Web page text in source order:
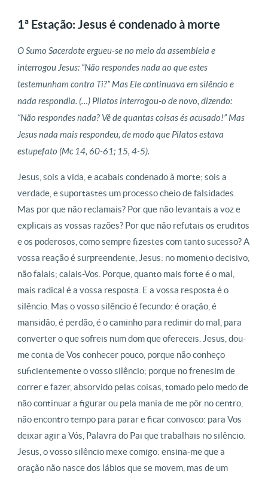
1ª Estação: Jesus é condenado à morte
O Sumo Sacerdote ergueu-se no meio da assembleia e
interrogou Jesus: “Não respondes nada ao que estes
testemunham contra Ti?” Mas Ele continuava em silêncio e
nada respondia. (…) Pilatos interrogou-o de novo, dizendo:
“Não respondes nada? Vê de quantas coisas és acusado!” Mas
Jesus nada mais respondeu, de modo que Pilatos estava
estupefato (Mc 14, 60-61; 15, 4-5).
Jesus, sois a vida, e acabais condenado à morte; sois a
verdade, e suportastes um processo cheio de falsidades.
Mas por que não reclamais? Por que não levantais a voz e
explicais as vossas razões? Por que não refutais os eruditos
e os poderosos, como sempre fizestes com tanto sucesso? A
vossa reação é surpreendente, Jesus: no momento decisivo,
não falais; calais-Vos. Porque, quanto mais forte é o mal,
mais radical é a vossa resposta. E a vossa resposta é o
silêncio. Mas o vosso silêncio é fecundo: é oração, é
mansidão, é perdão, é o caminho para redimir do mal, para
converter o que sofreis num dom que ofereceis. Jesus, dou-
me conta de Vos conhecer pouco, porque não conheço
suficientemente o vosso silêncio; porque no frenesim de
correr e fazer, absorvido pelas coisas, tomado pelo medo de
não continuar a figurar ou pela mania de me pôr no centro,
não encontro tempo para parar e ficar convosco: para Vos
deixar agir a Vós, Palavra do Pai que trabalhais no silêncio.
Jesus, o vosso silêncio mexe comigo: ensina-me que a
oração não nasce dos lábios que se movem, mas de um